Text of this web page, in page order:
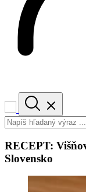
RECEPT:
Slovensko